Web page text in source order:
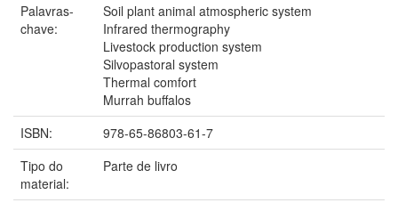
Palavras-
chave:
Soil plant animal atmospheric system
Infrared thermography
Livestock production system
Silvopastoral system
Thermal comfort
Murrah buffalos
ISBN:
978-65-86803-61-7
Tipo do
material:
Parte de livro